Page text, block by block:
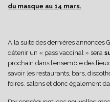
du masque au 14 mars.
A la suite des dernières annonces
détenir un « pass vaccinal » sera
prochain dans l’ensemble des
savoir les restaurants, bars,
foires, salons et donc également